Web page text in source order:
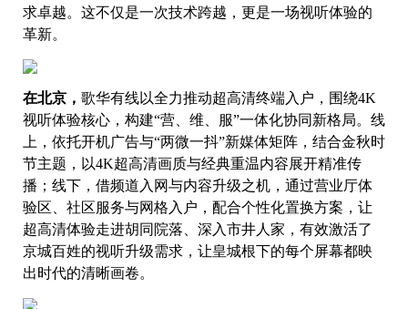
求卓越。这不仅是一次技术跨越，更是一场视听体验的
革新。
在北京， 歌华有线以全力推动超高清终端入户，围绕4K
视听体验核心，构建“营、维、服”一体化协同新格局。线
上，依托开机广告与“两微一抖”新媒体矩阵，结合金秋时
节主题，以4K超高清画质与经典重温内容展开精准传
播；线下，借频道入网与内容升级之机，通过营业厅体
验区、社区服务与网格入户，配合个性化置换方案，让
超高清体验走进胡同院落、深入市井人家，有效激活了
京城百姓的视听升级需求，让皇城根下的每个屏幕都映
出时代的清晰画卷。